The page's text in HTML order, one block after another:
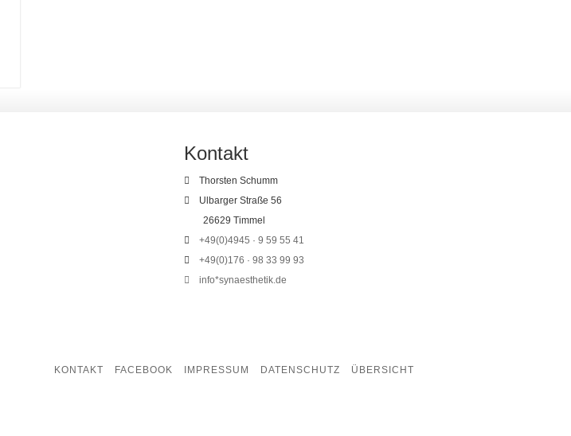
Kontakt
Thorsten Schumm
Ulbarger Straße 56
26629 Timmel
+49(0)4945 · 9 59 55 41
+49(0)176 · 98 33 99 93
info*synaesthetik.de
KONTAKT FACEBOOK IMPRESSUM DATENSCHUTZ ÜBERSICHT